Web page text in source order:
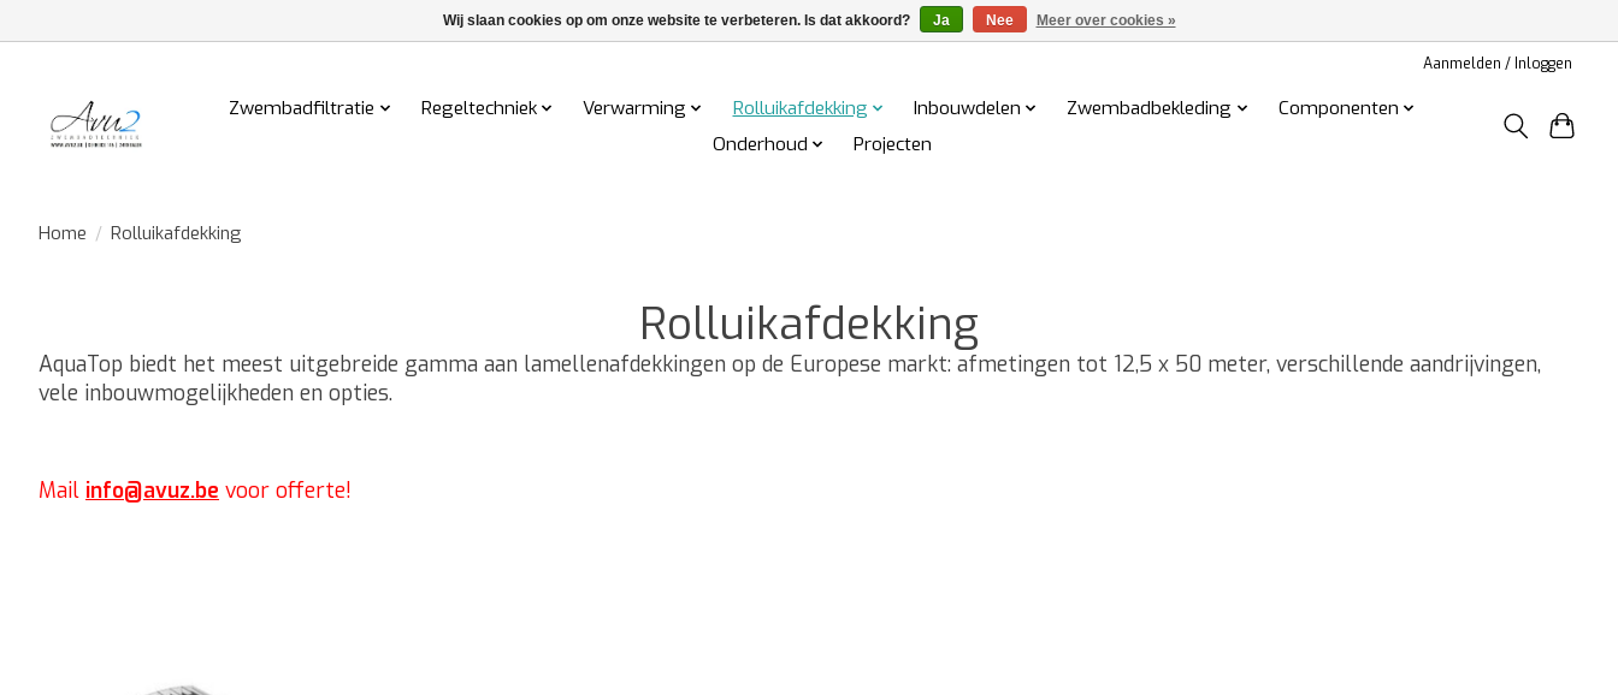
Aanmelden / Inloggen
Zwembadfiltratie Regeltechniek Verwarming Rolluikafdekking Inbouwdelen Zwembadbekleding
Componenten
Onderhoud
Projecten
Home / Rolluikafdekking
Rolluikafdekking
AquaTop biedt het meest uitgebreide gamma aan lamellenafdekkingen op de Europese markt: afmetingen tot 12,5 x 50 meter, verschillende aandrijvingen,
vele inbouwmogelijkheden en opties.
Mail info@avuz.be voor offerte!
Wij slaan cookies op om onze website te verbeteren. Is dat akkoord? Ja Nee Meer over cookies »